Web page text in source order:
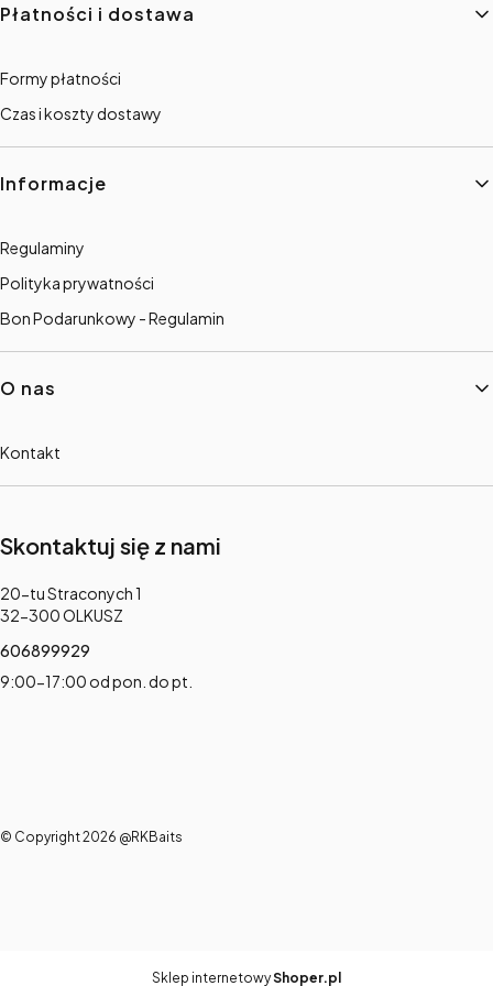
Płatności i dostawa
Formy płatności
Czas i koszty dostawy
Informacje
Regulaminy
Polityka prywatności
Bon Podarunkowy - Regulamin
O nas
Kontakt
Skontaktuj się z nami
Adres:
20-tu Straconych 1
32-300 OLKUSZ
606899929
9:00-17:00 od pon. do pt.
© Copyright 2026 @RKBaits
Sklep internetowyShoper.pl